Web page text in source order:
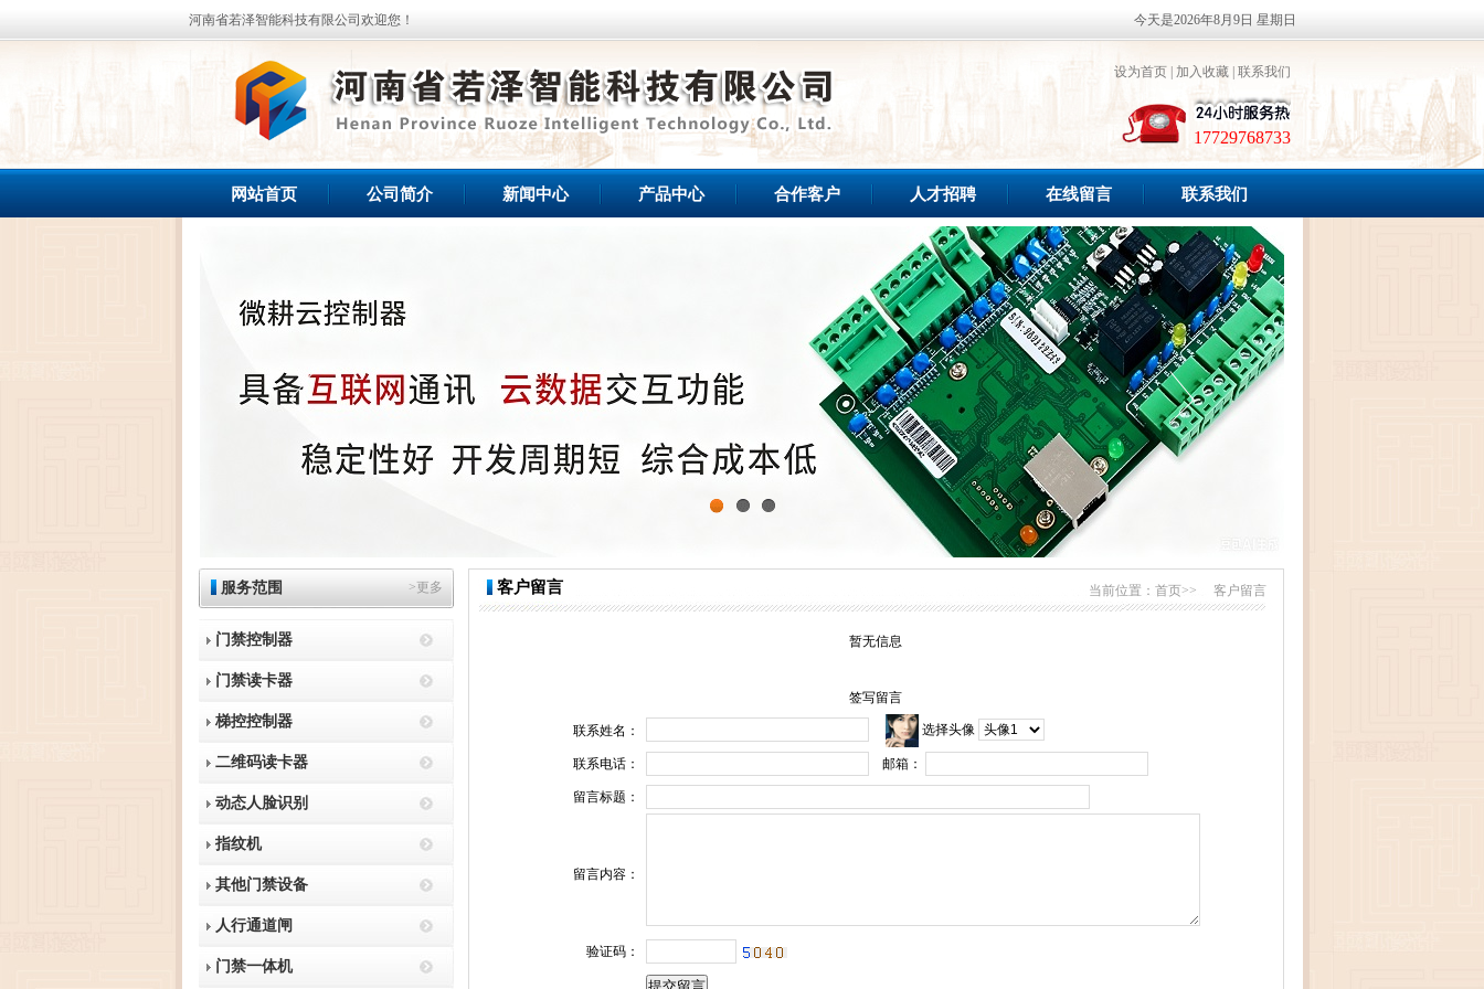
河南省若泽智能科技有限公司欢迎您！ 今天是2026年8月9日 星期日
设为首页| 加入收藏| 联系我们
17729768733
网站首页 公司简介 新闻中心 产品中心 合作客户 人才招聘 在线留言 联系我们
服务范围 >更多
门禁控制器
门禁读卡器
梯控控制器
二维码读卡器
动态人脸识别
指纹机
其他门禁设备
人行通道闸
门禁一体机
客户留言 当前位置： 首页>> 客户留言
暂无信息
签写留言
联系姓名： 选择头像
联系电话： 邮箱：
留言标题：
留言内容：
验证码：